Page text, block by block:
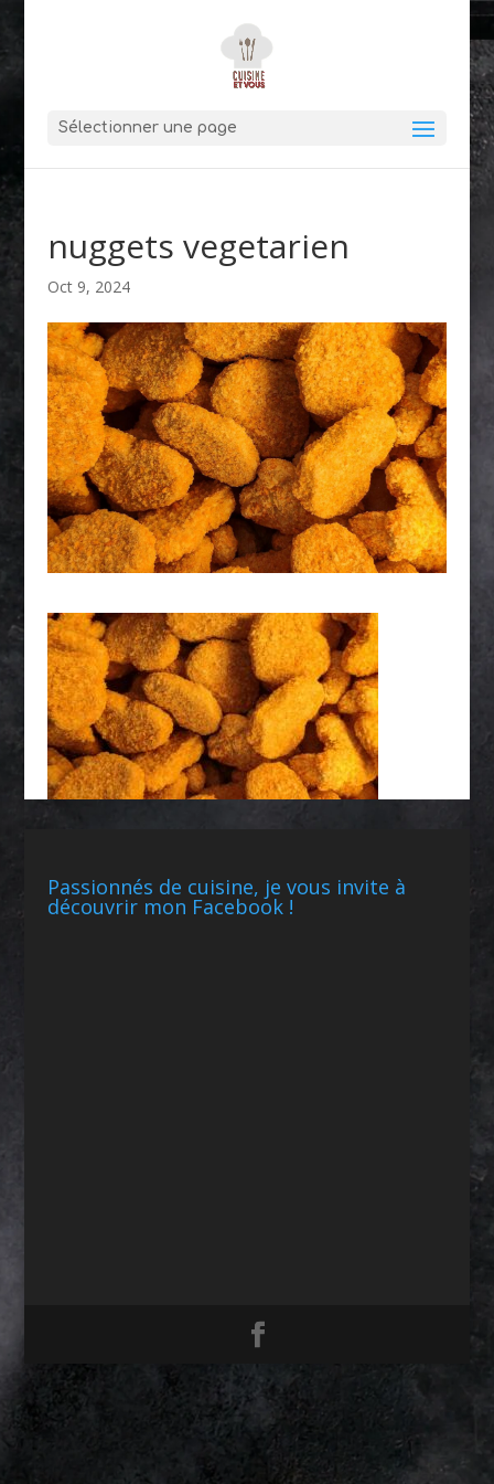
Sélectionner une page
nuggets vegetarien
Oct 9, 2024
Passionnés de cuisine, je vous invite à
découvrir mon Facebook !